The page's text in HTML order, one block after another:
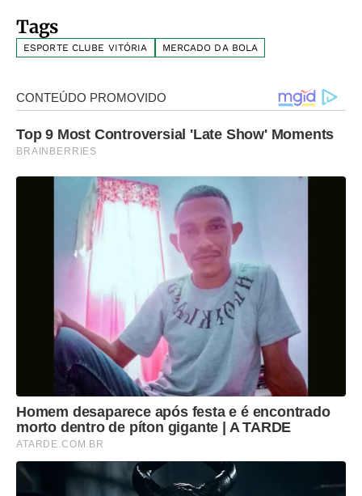
Tags
ESPORTE CLUBE VITÓRIA MERCADO DA BOLA